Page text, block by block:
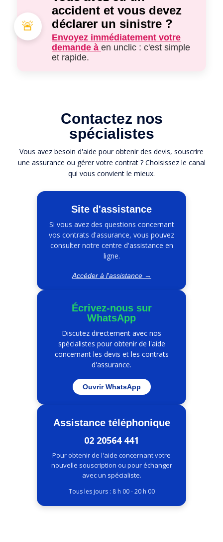
🚨
accident et vous devez
déclarer un sinistre ?
Envoyez immédiatement votre
demande à en unclic : c'est simple
et rapide.
Contactez nos
spécialistes
Vous avez besoin d'aide pour obtenir des devis, souscrire
une assurance ou gérer votre contrat ? Choisissez le canal
qui vous convient le mieux.
Site d'assistance
Si vous avez des questions concernant
vos contrats d'assurance, vous pouvez
consulter notre centre d'assistance en
ligne.
Accéder à l'assistance →
Écrivez-nous sur
WhatsApp
Discutez directement avec nos
spécialistes pour obtenir de l'aide
concernant les devis et les contrats
d'assurance.
Ouvrir WhatsApp
Assistance téléphonique
02 20564 441
Pour obtenir de l'aide concernant votre
nouvelle souscription ou pour échanger
avec un spécialiste.
Tous les jours : 8 h 00 - 20 h 00